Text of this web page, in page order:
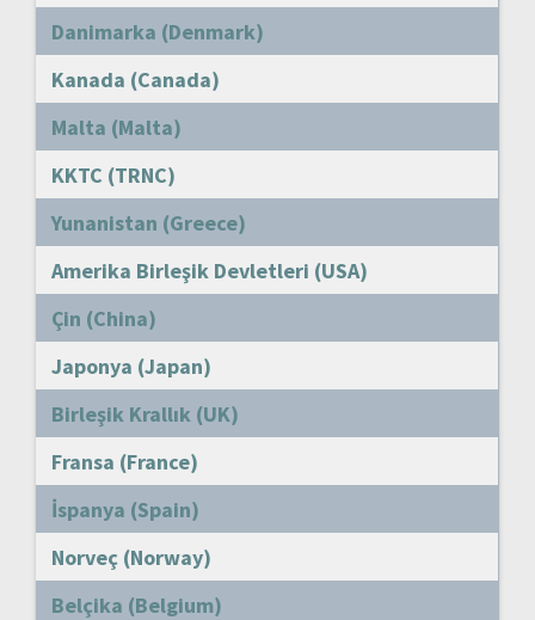
Danimarka (Denmark)
Kanada (Canada)
Malta (Malta)
KKTC (TRNC)
Yunanistan (Greece)
Amerika Birleşik Devletleri (USA)
Çin (China)
Japonya (Japan)
Birleşik Krallık (UK)
Fransa (France)
İspanya (Spain)
Norveç (Norway)
Belçika (Belgium)